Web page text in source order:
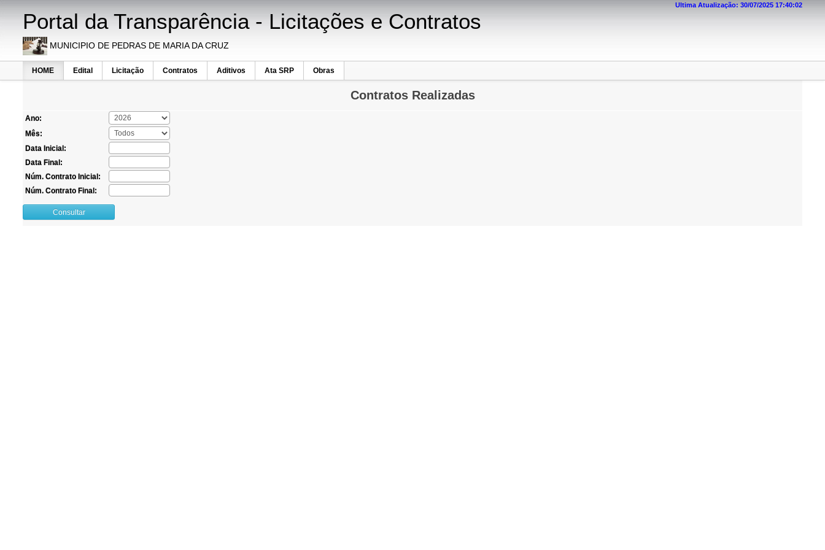
Portal da Transparência - Licitações e Contratos
MUNICIPIO DE PEDRAS DE MARIA DA CRUZ
Ultima Atualização: 30/07/2025 17:40:02
HOME Edital Licitação Contratos Aditivos Ata SRP Obras
Contratos Realizadas
Ano:
Mês:
Data Inicial:
Data Final:
Núm. Contrato Inicial:
Núm. Contrato Final:
Consultar